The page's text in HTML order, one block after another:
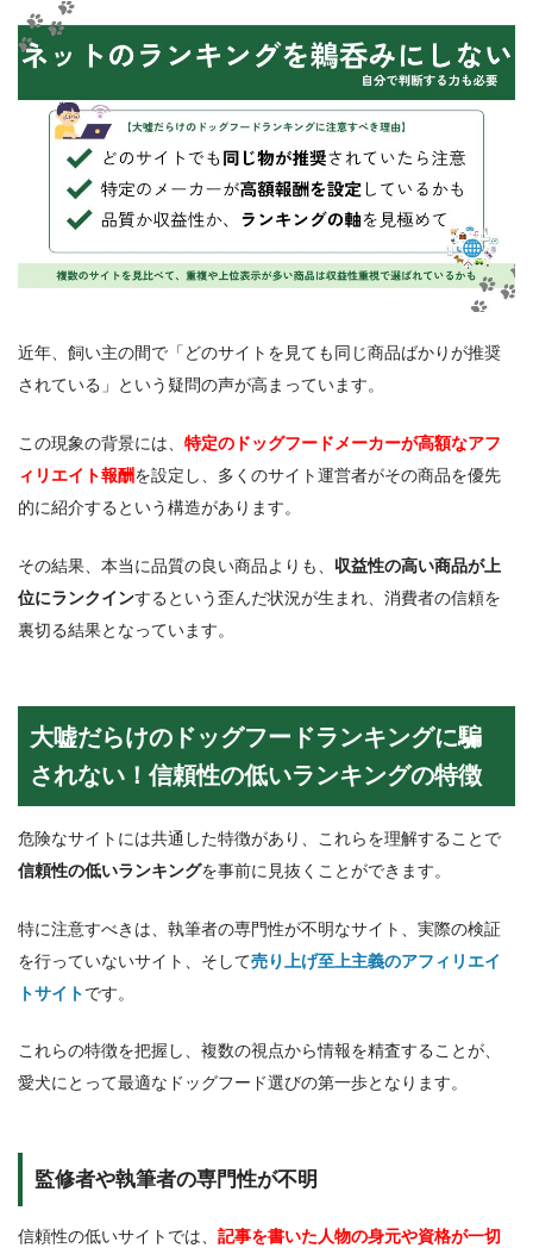
近年、飼い主の間で「どのサイトを見ても同じ商品ばかりが推奨
されている」という疑問の声が高まっています。
この現象の背景には、 特定のドッグフードメーカーが高額なアフ
ィリエイト報酬を設定し、多くのサイト運営者がその商品を優先
的に紹介するという構造があります。
その結果、本当に品質の良い商品よりも、 収益性の高い商品が上
位にランクインするという歪んだ状況が生まれ、消費者の信頼を
裏切る結果となっています。
大嘘だらけのドッグフードランキングに騙
されない！信頼性の低いランキングの特徴
危険なサイトには共通した特徴があり、これらを理解することで
信頼性の低いランキングを事前に見抜くことができます。
特に注意すべきは、執筆者の専門性が不明なサイト、実際の検証
を行っていないサイト、そして売り上げ至上主義のアフィリエイ
トサイトです。
これらの特徴を把握し、複数の視点から情報を精査することが、
愛犬にとって最適なドッグフード選びの第一歩となります。
監修者や執筆者の専門性が不明
信頼性の低いサイトでは、 記事を書いた人物の身元や資格が一切